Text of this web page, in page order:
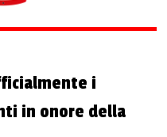
i
in onore della